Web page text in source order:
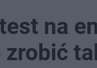
na
zrobić